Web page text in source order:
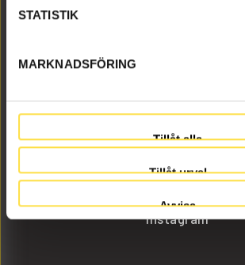
STATISTIK
MARKNADSFÖRING
Tillåt alla
Tillåt urval
Avvisa
info@batrading.se
+46 (0) 152-32500
Instagram